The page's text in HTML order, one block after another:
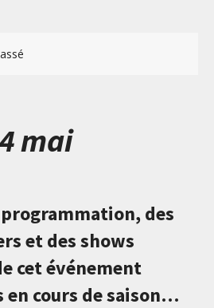
mai
des
et des shows
cet événement
cours de saison…